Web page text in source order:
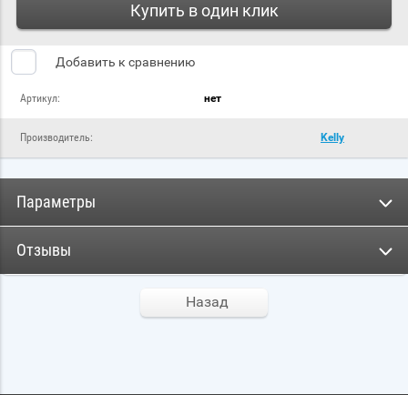
Купить в один клик
Добавить к сравнению
Артикул: нет
Производитель: Kelly
Параметры
Отзывы
Назад